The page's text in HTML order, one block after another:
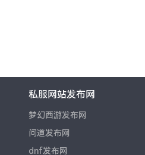
私服网站发布网
梦幻西游发布网
问道发布网
dnf发布网